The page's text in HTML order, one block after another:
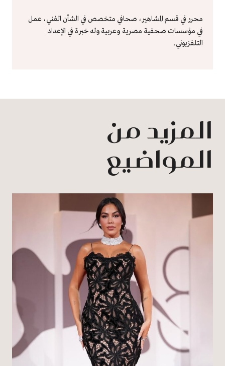
محرر في قسم المشاهير، صحافي متخصص في الشأن الفني، عمل
في مؤسسات صحفية مصرية وعربية وله خبرة في الإعداد
التلفزيوني.
المزيد من
المواضيع